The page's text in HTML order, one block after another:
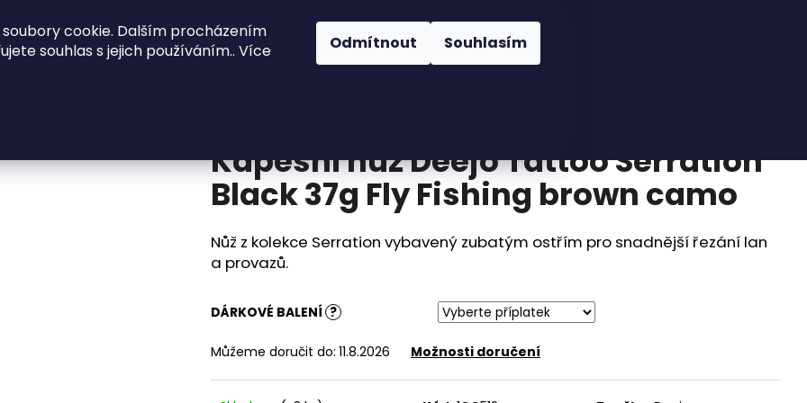
cookie. Dalším procházením
souhlas s jejich používáním.. Více
Odmítnout Souhlasím
Kuchyně a stolování Akinod Příslušenství
Kapesní nůž Deejo Tattoo Serration
Black 37g Fly Fishing brown camo
Nůž z kolekce Serration vybavený zubatým ostřím pro snadnější řezání lan
a provazů.
DÁRKOVÉ BALENÍ ?
Můžeme doručit do: 11.8.2026 Možnosti doručení
HLEDAT
NŮŽ DEEJO BLACK 27G